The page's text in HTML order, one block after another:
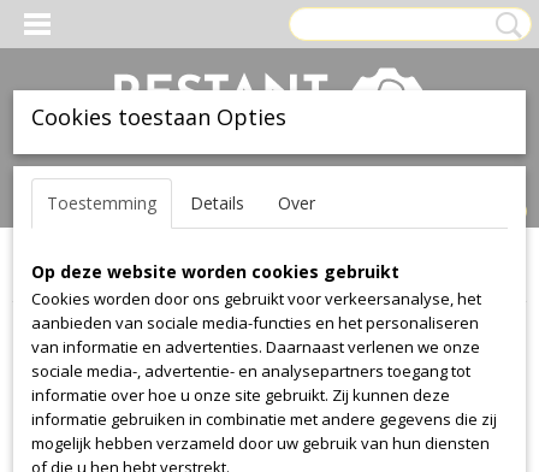
Inloggen Registreren
(0)
Home >Stof>Textaafoam>Facet>Facet 77
Cookies toestaan Opties
Toestemming Details Over
Op deze website worden cookies gebruikt
Cookies worden door ons gebruikt voor verkeersanalyse, het
aanbieden van sociale media-functies en het personaliseren
van informatie en advertenties. Daarnaast verlenen we onze
sociale media-, advertentie- en analysepartners toegang tot
informatie over hoe u onze site gebruikt. Zij kunnen deze
informatie gebruiken in combinatie met andere gegevens die zij
mogelijk hebben verzameld door uw gebruik van hun diensten
of die u hen hebt verstrekt.